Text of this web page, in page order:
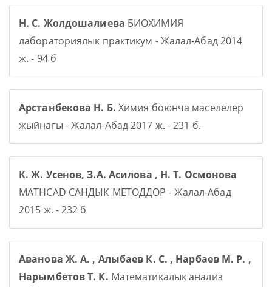
Н. С. Жолдошалиева БИОХИМИЯ
лабораториялык практикум - Жалал-Абад 2014
ж. - 94 б
Арстанбекова Н. Б. Химия боюнча маселелер
жыйнагы - Жалал-Абад 2017 ж. - 231 б.
К. Ж. Усенов, З.А. Асилова , Н. Т. Осмонова
MATHCAD САНДЫК МЕТОДДОР - Жалал-Абад
2015 ж. - 232 б
Аванова Ж. А. , Алыбаев К. С. , Нарбаев М. Р. ,
Нарымбетов Т. К. Математикалык анализ